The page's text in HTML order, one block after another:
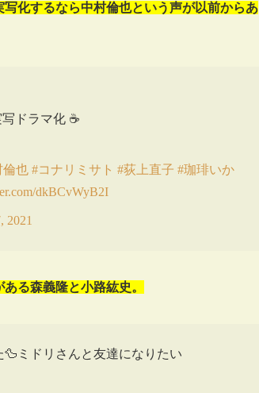
化するなら中村倫也という声が以前からあ
ドラマ化 ☕
倫也 #コナリミサト #荻上直子 #珈琲いか
dkBCvWyB2I
2021
る森義隆と小路紘史。
ミドリさんと友達になりたい